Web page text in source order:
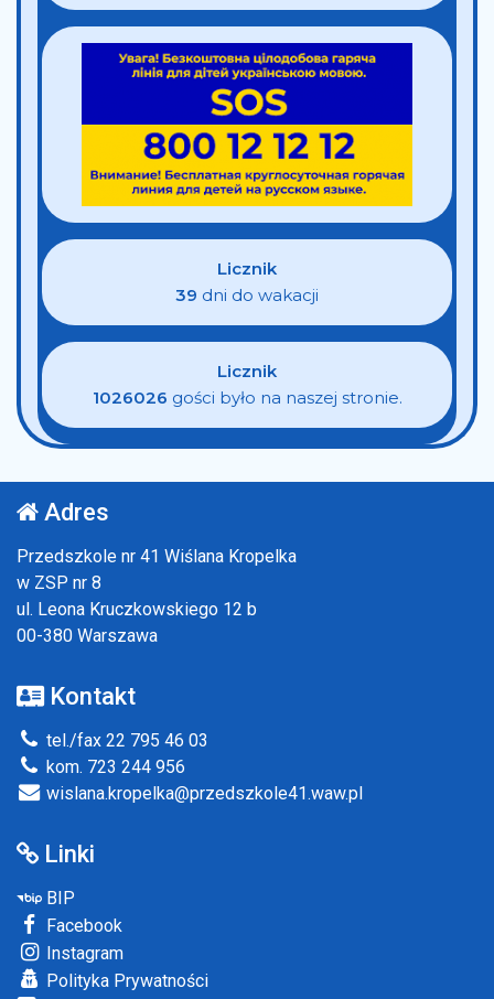
Licznik
39 dni do wakacji
Licznik
1026026 gości było na naszej stronie.
Adres
Przedszkole nr 41 Wiślana Kropelka
w ZSP nr 8
ul. Leona Kruczkowskiego 12 b
00-380 Warszawa
Kontakt
tel./fax 22 795 46 03
kom. 723 244 956
wislana.kropelka@przedszkole41.waw.pl
Linki
BIP
Facebook
Instagram
Polityka Prywatności